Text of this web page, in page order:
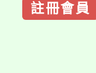
註冊會員